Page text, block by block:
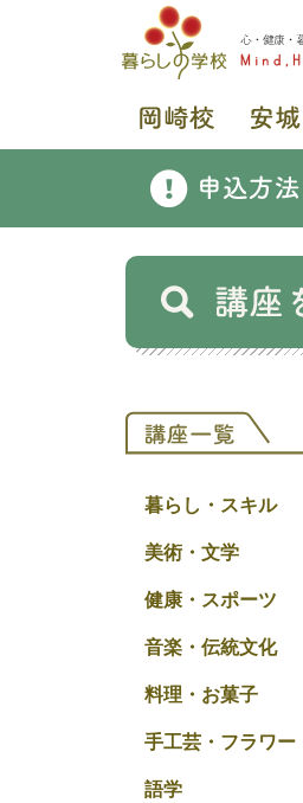
暮らし・スキル
美術・文学
健康・スポーツ
音楽・伝統文化
料理・お菓子
手工芸・フラワー
語学